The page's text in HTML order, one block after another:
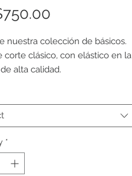
nuestra colección de básicos.
corte clásico, con elástico en la
alta calidad.
Forro: 100% Poliéster.
pesos mexicanos.
de medidas:
cintura 26-28
*